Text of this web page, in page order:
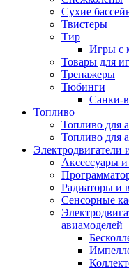
Сухие
Твистеры
Тир
Игры с
Товары для
Тренажеры
Тюбинги
Санки-
Топливо
Топливо для
Топливо для
Электродвигатели
Аксессуары и
Радиаторы и
Сенсорные
авиамоделей